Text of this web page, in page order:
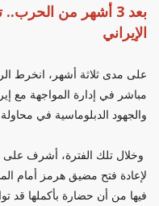
بعد 3 أشهر من
الإيراني
على مدى ثلاثة أشهر، انخرط
مباشر في إدارة المواجهة مع
والجهود الدبلوماسية في
لإعادة فتح مضيق هرمز أمام
فيها من أن حضارة بأكملها قد